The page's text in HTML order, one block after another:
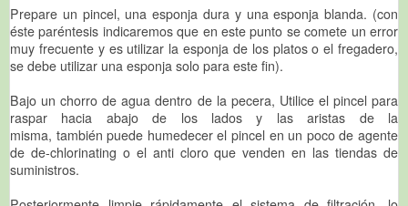
Prepare un pincel, una esponja dura y una esponja blanda. (con
éste paréntesis indicaremos que en este punto se comete un error
muy frecuente y es utilizar la esponja de los platos o el fregadero,
se debe utilizar una esponja solo para este fin).
Bajo un chorro de agua dentro de la pecera, Utilice el pincel para
raspar hacia abajo de los lados y las aristas de la
misma, también puede humedecer el pincel en un poco de agente
de de-chlorinating o el anti cloro que venden en las tiendas de
suministros.